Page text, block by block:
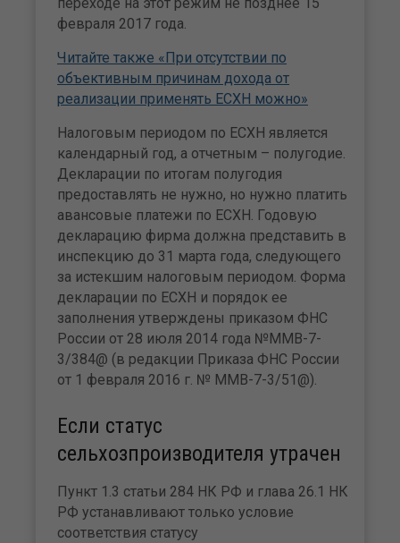
февраля 2017 года.
Читайте также «При отсутствии по
объективным причинам дохода от
реализации применять ЕСХН можно»
Налоговым периодом по ЕСХН является
календарный год, а отчетным – полугодие.
Декларации по итогам полугодия
предоставлять не нужно, но нужно платить
авансовые платежи по ЕСХН. Годовую
декларацию фирма должна представить в
инспекцию до 31 марта года, следующего
за истекшим налоговым периодом. Форма
декларации по ЕСХН и порядок ее
заполнения утверждены приказом ФНС
России от 28 июля 2014 года №ММВ-7-
3/384@ (в редакции Приказа ФНС России
от 1 февраля 2016 г. № ММВ-7-3/51@).
Если статус
сельхозпроизводителя утрачен
Пункт 1.3 статьи 284 НК РФ и глава 26.1 НК
РФ устанавливают только условие
соответствия статусу